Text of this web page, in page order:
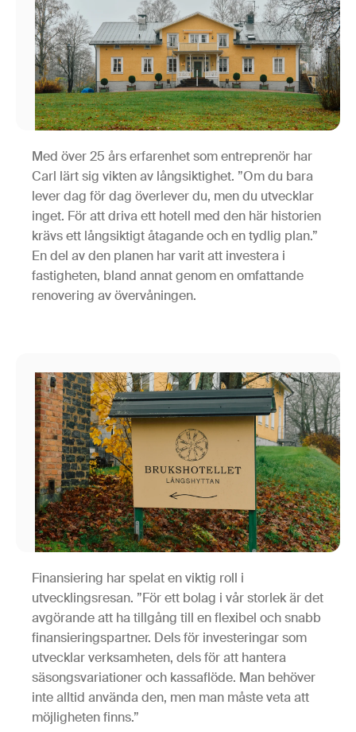
Med över 25 års erfarenhet som entreprenör har
Carl lärt sig vikten av långsiktighet. ”Om du bara
lever dag för dag överlever du, men du utvecklar
inget. För att driva ett hotell med den här historien
krävs ett långsiktigt åtagande och en tydlig plan.”
En del av den planen har varit att investera i
fastigheten, bland annat genom en omfattande
renovering av övervåningen.
Finansiering har spelat en viktig roll i
utvecklingsresan. ”För ett bolag i vår storlek är det
avgörande att ha tillgång till en flexibel och snabb
finansieringspartner. Dels för investeringar som
utvecklar verksamheten, dels för att hantera
säsongsvariationer och kassaflöde. Man behöver
inte alltid använda den, men man måste veta att
möjligheten finns.”